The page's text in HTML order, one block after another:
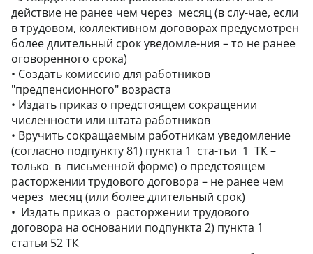
действие не ранее чем через месяц (в слу-чае, если
в трудовом, коллективном договорах предусмотрен
более длительный срок уведомле-ния – то не ранее
оговоренного срока)
• Создать комиссию для работников
"предпенсионного" возраста
• Издать приказ о предстоящем сокращении
численности или штата работников
• Вручить сокращаемым работникам уведомление
(согласно подпункту 81) пункта 1 ста-тьи 1 ТК –
только в письменной форме) о предстоящем
расторжении трудового договора – не ранее чем
через месяц (или более длительный срок)
• Издать приказ о расторжении трудового
договора на основании подпункта 2) пункта 1
статьи 52 ТК